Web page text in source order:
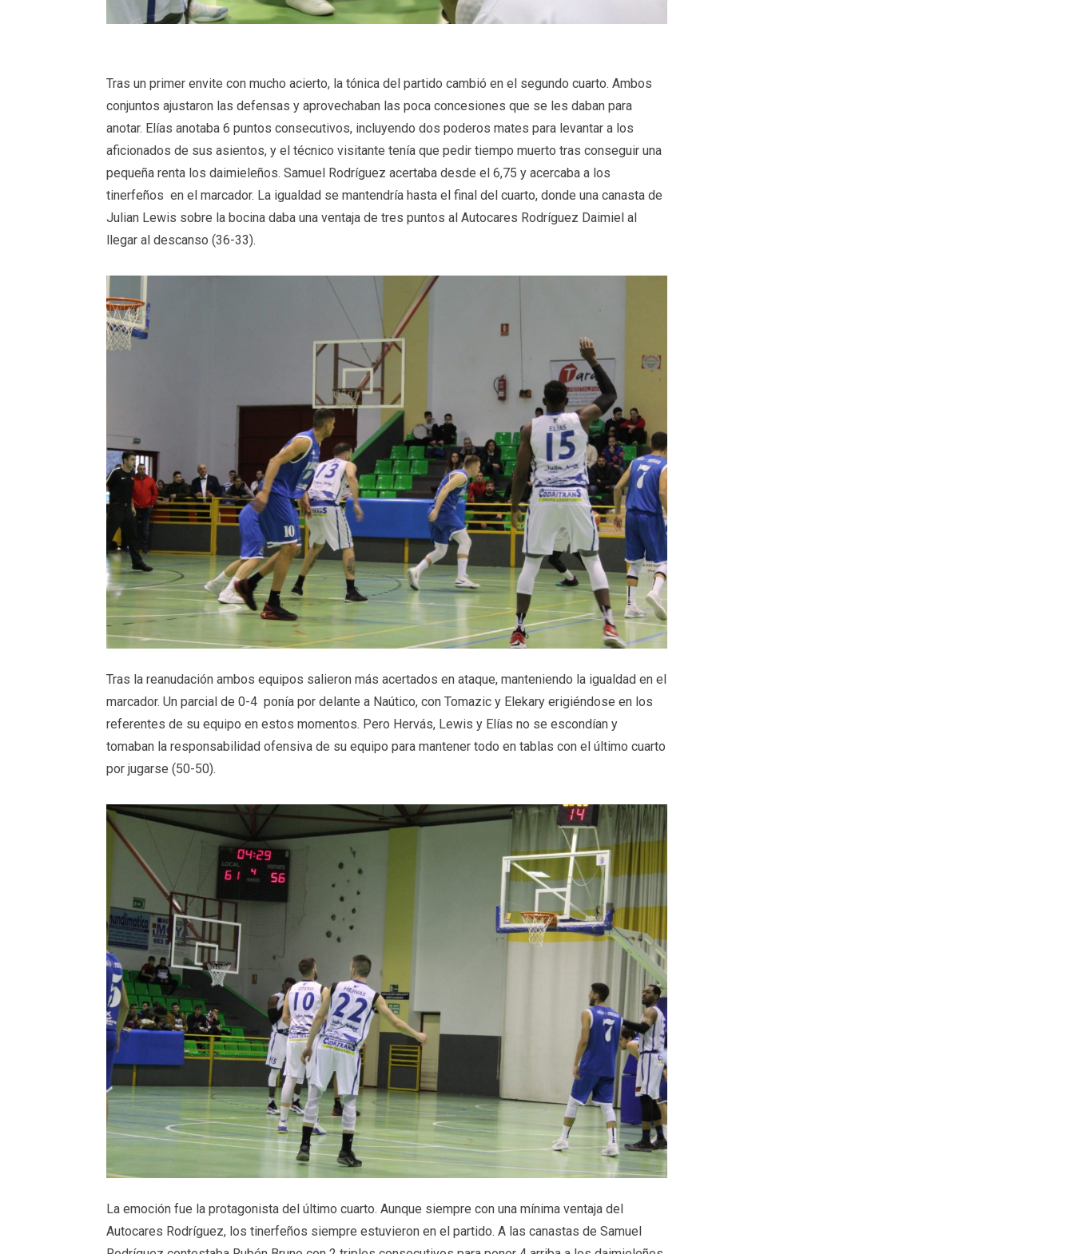
Tras un primer envite con mucho acierto, la tónica del partido cambió en el segundo cuarto. Ambos
conjuntos ajustaron las defensas y aprovechaban las poca concesiones que se les daban para
anotar. Elías anotaba 6 puntos consecutivos, incluyendo dos poderos mates para levantar a los
aficionados de sus asientos, y el técnico visitante tenía que pedir tiempo muerto tras conseguir una
pequeña renta los daimieleños. Samuel Rodríguez acertaba desde el 6,75 y acercaba a los
tinerfeños en el marcador. La igualdad se mantendría hasta el final del cuarto, donde una canasta de
Julian Lewis sobre la bocina daba una ventaja de tres puntos al Autocares Rodríguez Daimiel al
llegar al descanso (36-33).
Tras la reanudación ambos equipos salieron más acertados en ataque, manteniendo la igualdad en el
marcador. Un parcial de 0-4 ponía por delante a Naútico, con Tomazic y Elekary erigiéndose en los
referentes de su equipo en estos momentos. Pero Hervás, Lewis y Elías no se escondían y
tomaban la responsabilidad ofensiva de su equipo para mantener todo en tablas con el último cuarto
por jugarse (50-50).
La emoción fue la protagonista del último cuarto. Aunque siempre con una mínima ventaja del
Autocares Rodríguez, los tinerfeños siempre estuvieron en el partido. A las canastas de Samuel